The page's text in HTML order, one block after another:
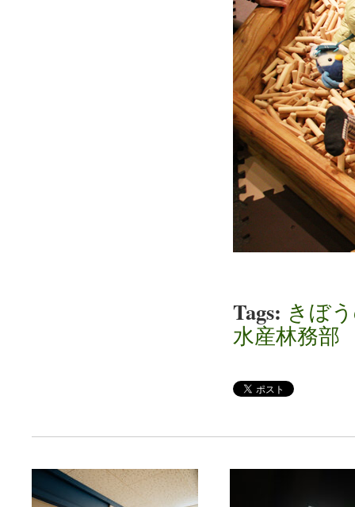
Tags: きぼ
水産林務部